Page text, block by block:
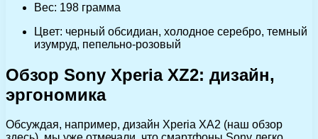
Вес: 198 грамма
Цвет: черный обсидиан, холодное серебро, темный
изумруд, пепельно-розовый
Обзор Sony Xperia XZ2: дизайн,
эргономика
Обсуждая, например, дизайн Xperia XA2 (наш обзор